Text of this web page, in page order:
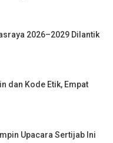
2026–2029 Dilantik
dan Kode Etik, Empat
Upacara Sertijab Ini